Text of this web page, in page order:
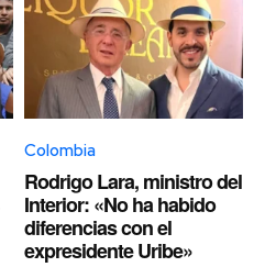
Colombia
Rodrigo Lara, ministro del
Interior: «No ha habido
diferencias con el
expresidente Uribe»